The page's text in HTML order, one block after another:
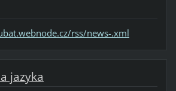
rss/news-.xml
jazyka